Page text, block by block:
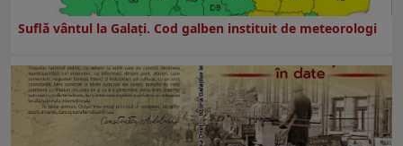
Suflă vântul la Galaţi. Cod galben instituit de meteorologi